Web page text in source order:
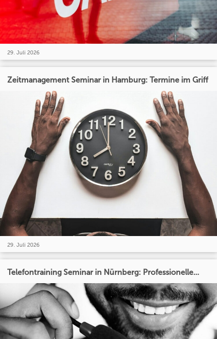
29. Juli 2026
Zeitmanagement Seminar in Hamburg: Termine im Griff
29. Juli 2026
Telefontraining Seminar in Nürnberg: Professionelle...